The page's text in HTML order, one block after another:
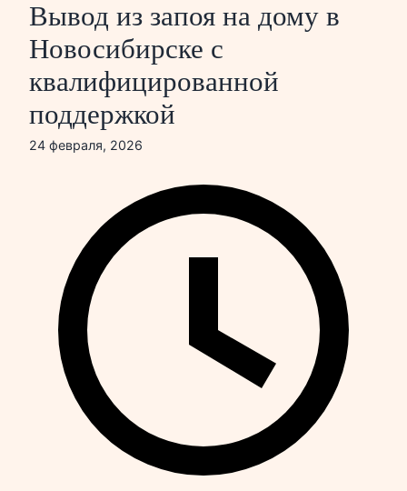
Вывод из запоя на дому в
Новосибирске с
квалифицированной
поддержкой
24 февраля, 2026